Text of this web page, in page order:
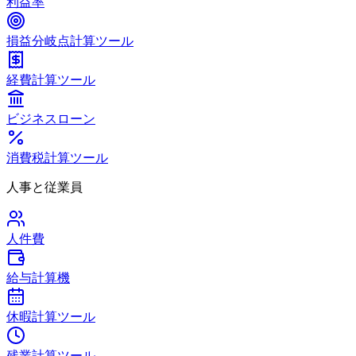
損益分岐点計算ツール
経費計算ツール
ビジネスローン
消費税計算ツール
人事と従業員
人件費
給与計算機
休暇計算ツール